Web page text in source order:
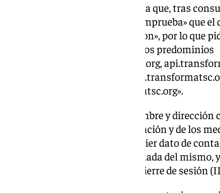
Peinado señala en la providencia que, tras
alojamiento en Internet, «se comprueba» que
«alojado en servidores de Amazon», por lo que
información «respecto a todos los predominios
asociados: www.transformatsc.org,
pre.transformatsc.org, ucm-
relativos al dominio transformatsc.org».
En concreto, el juez solicita nombre y
servicio con detalle de la facturación y de los
de la cuenta del cliente y cualquier dato de
servicio y descripción con detallada del mismo,
«incluyendo las IPS de inicio y cierre de sesión